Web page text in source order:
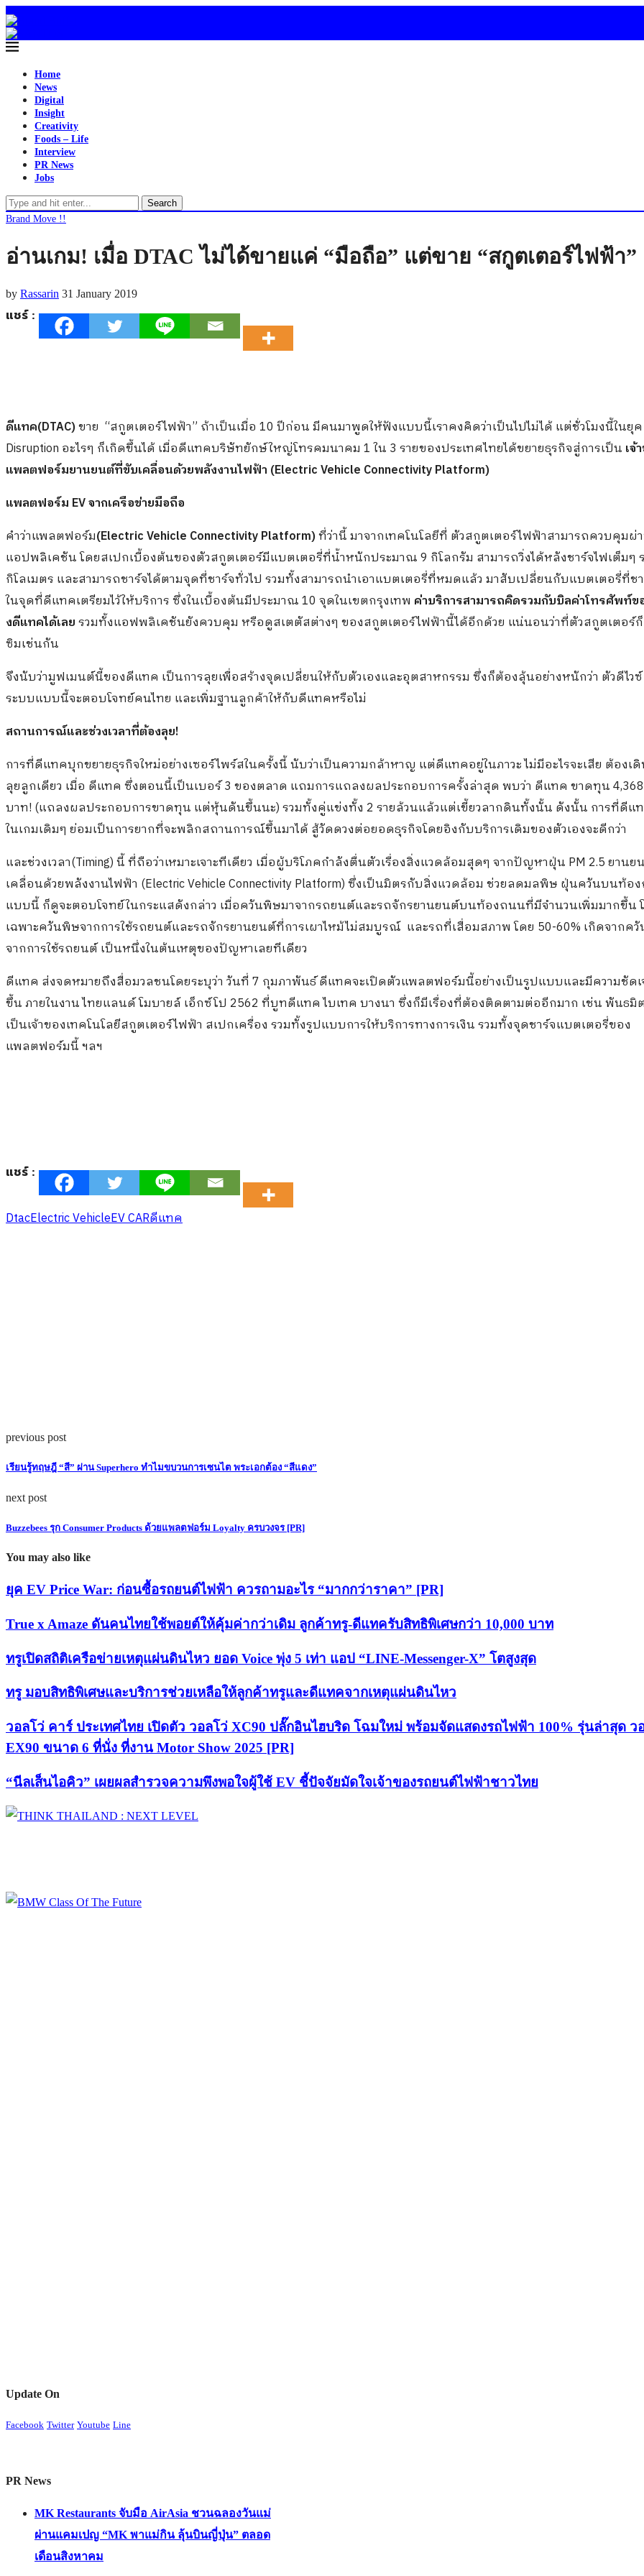
Home
News
Digital
Insight
Creativity
Foods – Life
Interview
PR News
Jobs
Search
Brand Move !!
อ่านเกม! เมื่อ DTAC ไม่ได้ขายแค่ “มือถือ” แต่ขาย “สกูตเตอร์ไฟฟ้า
by Rassarin 31 January 2019
แชร์ :
ดีแทค(DTAC)ขาย “สกูตเตอร์ไฟฟ้า” ถ้าเป็นเมื่อ 10 ปีก่อน มีคนมาพูดให้ฟังแบบนี้เราคงคิดว่าเป็นไปไม่ได้ แต่ชั่วโมงนี้ในยุค
Disruption อะไรๆ ก็เกิดขึ้นได้ เมื่อดีแทคบริษัทยักษ์ใหญ่โทรคมนาคม 1 ใน 3 รายของประเทศไทยได้ขยายธุรกิจสู่การเป็น เจ้
แพลตฟอร์มยานยนต์ที่ขับเคลื่อนด้วยพลังงานไฟฟ้า (Electric Vehicle Connectivity Platform)
แพลตฟอร์ม EV จากเครือข่ายมือถือ
คำว่าแพลตฟอร์ม(Electric Vehicle Connectivity Platform)ที่ว่านี้ มาจากเทคโนโลยีที่ ตัวสกูตเตอร์ไฟฟ้าสามารถควบคุมผ่
แอปพลิเคชัน โดยสเปกเบื้องต้นของตัวสกูตเตอร์มีแบตเตอรี่ที่น้ำหนักประมาณ 9 กิโลกรัม สามารถวิ่งได้หลังชาร์จไฟเต็มๆ
กิโลเมตร และสามารถชาร์จได้ตามจุดที่ชาร์จทั่วไป รวมทั้งสามารถนำเอาแบตเตอรี่ที่หมดแล้ว มาสับเปลี่ยนกับแบตเตอรี่ที่ช
ในจุดที่ดีแทคเตรียมไว้ให้บริการ ซึ่งในเบื้องต้นมีประมาณ 10 จุดในเขตกรุงเทพ ค่าบริการสามารถคิดรวมกับบิลค่าโทรศัพท์ข
งดีแทคได้เลยรวมทั้งแอฟพลิเคชันยังควบคุม หรือดูสเตตัสต่างๆ ของสกูตเตอร์ไฟฟ้านี้ได้อีกด้วย แน่นอนว่าที่ตัวสกูตเตอร์
ซิมเช่นกัน
จึงนับว่ามูฟเมนต์นี้ของดีแทค เป็นการลุยเพื่อสร้างจุดเปลี่ยนให้กับตัวเองและอุตสาหกรรม ซึ่งก็ต้องลุ้นอย่างหนักว่า ตัวดีไว
ระบบแบบนี้จะตอบโจทย์คนไทย และเพิ่มฐานลูกค้าให้กับดีแทคหรือไม่
สถานการณ์และช่วงเวลาที่ต้องลุย!
การที่ดีแทคบุกขยายธุรกิจใหม่อย่างเซอร์ไพร์สในครั้งนี้ นับว่าเป็นความกล้าหาญ แต่ดีแทคอยู่ในภาวะ ไม่มีอะไรจะเสีย ต้องเ
ลุยลูกเดียว เมื่อ ดีแทค ซึ่งตอนนี้เป็นเบอร์ 3 ของตลาด แถมการแถลงผลประกอบการครั้งล่าสุด พบว่า ดีแทค ขาดทุน
บาท! (แถลงผลประกอบการขาดทุน แต่หุ้นดันขึ้นนะ) รวมทั้งคู่แข่งทั้ง 2 รายล้วนแล้วแต่เขี้ยวลากดินทั้งนั้น ดังนั้น การที่ดีแ
ในเกมเดิมๆ ย่อมเป็นการยากที่จะพลิกสถานการณ์ขึ้นมาได้ สู้วัดดวงต่อยอดธุรกิจโดยอิงกับบริการเดิมของตัวเองจะดีกว่า
และช่วงเวลา(Timing) นี้ ที่ถือว่าเหมาะเจาะทีเดียว เมื่อผู้บริโภคกำลังตื่นตัวเรื่องสิ่งแวดล้อมสุดๆ จากปัญหาฝุ่น PM 2.5 ยาน
เคลื่อนด้วยพลังงานไฟฟ้า (Electric Vehicle Connectivity Platform) ซึ่งเป็นมิตรกับสิ่งแวดล้อม ช่วยลดมลพิษ ฝุ่นควันบนท้อ
แบบนี้ ก็ดูจะตอบโจทย์ในกระแสดังกล่าว เมื่อควันพิษมาจากรถยนต์และรถจักรยานยนต์บนท้องถนนที่มีจำนวนเพิ่มมากขึ้น
เฉพาะควันพิษจากการใช้รถยนต์และรถจักรยานยนต์ที่การเผาไหม้ไม่สมบูรณ์ และรถที่เสื่อมสภาพ โดย 50-60% เกิดจากค
จากการใช้รถยนต์ เป็นหนึ่งในต้นเหตุของปัญหาเลยทีเดียว
ดีแทค ส่งจดหมายถึงสื่อมวลชนโดยระบุว่า วันที่ 7 กุมภาพันธ์ ดีแทคจะเปิดตัวแพลตฟอร์มนี้อย่างเป็นรูปแบบและมีความชัด
ขึ้น ภายในงาน ไทยแลนด์ โมบายล์ เอ็กซ์โป 2562 ที่บูทดีแทค ไบเทค บางนา ซึ่งก็มีเรื่องที่ต้องติดตามต่ออีกมาก เช่น พันธ
เป็นเจ้าของเทคโนโลยีสกูตเตอร์ไฟฟ้า สเปกเครื่อง รวมทั้งรูปแบบการให้บริการทางการเงิน รวมทั้งจุดชาร์จแบตเตอรี่ของ
แพลตฟอร์มนี้ ฯลฯ
แชร์ :
DtacElectric VehicleEV CARดีแทค
previous post
เรียนรู้ทฤษฎี “สี” ผ่าน Superhero ทำไมขบวนการเซนไต พระเอกต้อง “สีแดง”
next post
Buzzebees รุก Consumer Products ด้วยแพลตฟอร์ม Loyalty ครบวงจร [PR]
You may also like
ยุค EV Price War: ก่อนซื้อรถยนต์ไฟฟ้า ควรถามอะไร “มากกว่าราคา” [PR]
True x Amaze ดันคนไทยใช้พอยต์ให้คุ้มค่ากว่าเดิม ลูกค้าทรู-ดีแทครับสิทธิพิเศษกว่า 10,000 บาท
ทรูเปิดสถิติเครือข่ายเหตุแผ่นดินไหว ยอด Voice พุ่ง 5 เท่า แอป “LINE-Messenger-X” โตสูงสุด
ทรู มอบสิทธิพิเศษและบริการช่วยเหลือให้ลูกค้าทรูและดีแทคจากเหตุแผ่นดินไหว
วอลโว่ คาร์ ประเทศไทย เปิดตัว วอลโว่ XC90 ปลั๊กอินไฮบริด โฉมใหม่ พร้อมจัดแสดงรถไฟฟ้า 100% รุ่นล่าสุด ว
EX90 ขนาด 6 ที่นั่ง ที่งาน Motor Show 2025 [PR]
“นีลเส็นไอคิว” เผยผลสำรวจความพึงพอใจผู้ใช้ EV ชี้ปัจจัยมัดใจเจ้าของรถยนต์ไฟฟ้าชาวไทย
Update On
Facebook Twitter Youtube Line
PR News
MK Restaurants จับมือ AirAsia ชวนฉลองวันแม่
ผ่านแคมเปญ “MK พาแม่กิน ลุ้นบินญี่ปุ่น” ตลอด
เดือนสิงหาคม